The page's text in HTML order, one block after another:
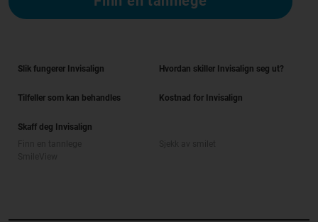
Slik fungerer Invisalign Hvordan skiller Invisalign seg ut?
Tilfeller som kan behandles Kostnad for Invisalign
Skaff deg Invisalign